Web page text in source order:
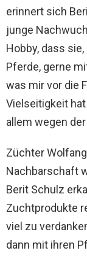
erinnert sich
junge
Hobby, dass
Pferde, gerne
was mir vor die
Vielseitigkeit
allem wegen
Züchter
Nachbarschaft
Berit Schulz
Zuchtprodukte
viel zu
dann mit ihren